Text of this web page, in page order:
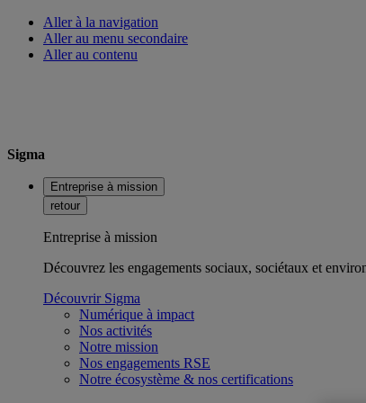
Aller à la navigation
Aller au menu secondaire
Aller au contenu
Sigma
Entreprise à mission
retour
Entreprise à mission
Découvrez les engagements sociaux, sociétaux et
Découvrir Sigma
Numérique à impact
Nos activités
Notre mission
Nos engagements RSE
Notre écosystème & nos certifications